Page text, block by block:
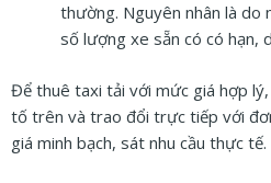
thường. Nguyên nhân là do
số lượng xe sẵn có có hạn,
Để thuê taxi tải với mức giá hợp lý,
tố trên và trao đổi trực tiếp với
giá minh bạch, sát nhu cầu thực tế.